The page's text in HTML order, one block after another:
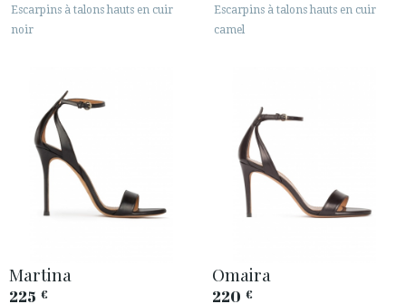
Escarpins à talons hauts en cuir
noir
Escarpins à talons hauts en cuir
camel
Martina
225 €
Omaira
220 €